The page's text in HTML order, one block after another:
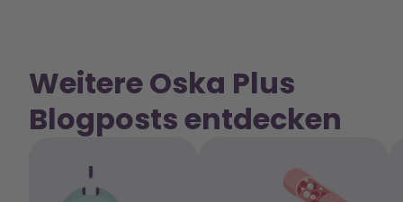
Weitere Oska Plus
Blogposts entdecken